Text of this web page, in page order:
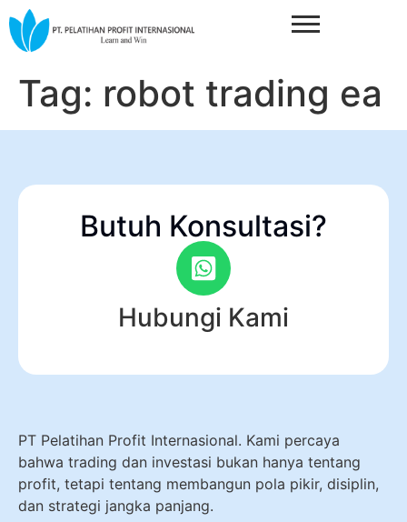
Tag: robot trading ea
Butuh Konsultasi?
Hubungi Kami
PT Pelatihan Profit Internasional. Kami percaya
bahwa trading dan investasi bukan hanya tentang
profit, tetapi tentang membangun pola pikir, disiplin,
dan strategi jangka panjang.